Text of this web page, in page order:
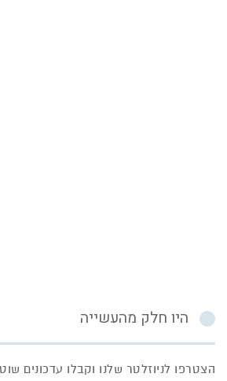
היו חלק מהעשייה
הצטרפו לניוזלטר שלנו וקבלו עדכונים